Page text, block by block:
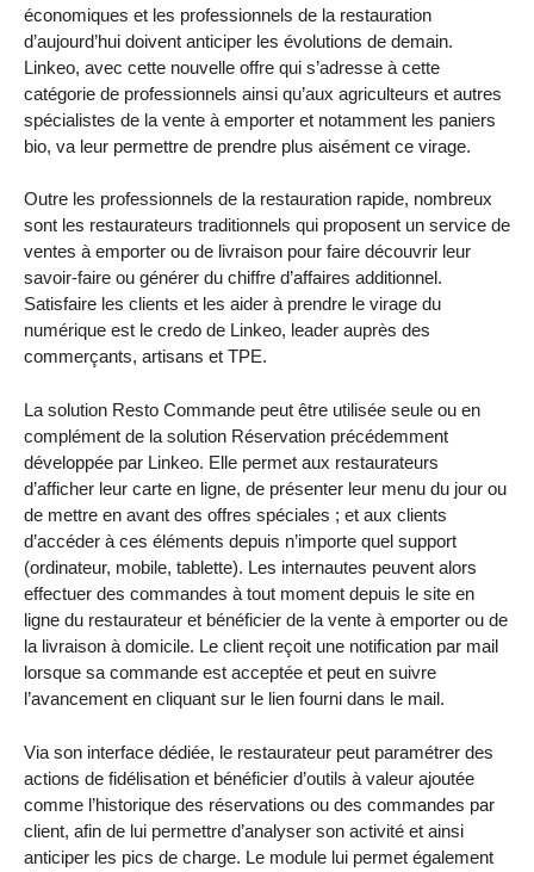
économiques et les professionnels de la restauration
d’aujourd’hui doivent anticiper les évolutions de demain.
Linkeo, avec cette nouvelle offre qui s’adresse à cette
catégorie de professionnels ainsi qu’aux agriculteurs et autres
spécialistes de la vente à emporter et notamment les paniers
bio, va leur permettre de prendre plus aisément ce virage.
Outre les professionnels de la restauration rapide, nombreux
sont les restaurateurs traditionnels qui proposent un service de
ventes à emporter ou de livraison pour faire découvrir leur
savoir-faire ou générer du chiffre d’affaires additionnel.
Satisfaire les clients et les aider à prendre le virage du
numérique est le credo de Linkeo, leader auprès des
commerçants, artisans et TPE.
La solution Resto Commande peut être utilisée seule ou en
complément de la solution Réservation précédemment
développée par Linkeo. Elle permet aux restaurateurs
d’afficher leur carte en ligne, de présenter leur menu du jour ou
de mettre en avant des offres spéciales ; et aux clients
d’accéder à ces éléments depuis n’importe quel support
(ordinateur, mobile, tablette). Les internautes peuvent alors
effectuer des commandes à tout moment depuis le site en
ligne du restaurateur et bénéficier de la vente à emporter ou de
la livraison à domicile. Le client reçoit une notification par mail
lorsque sa commande est acceptée et peut en suivre
l’avancement en cliquant sur le lien fourni dans le mail.
Via son interface dédiée, le restaurateur peut paramétrer des
actions de fidélisation et bénéficier d’outils à valeur ajoutée
comme l’historique des réservations ou des commandes par
client, afin de lui permettre d’analyser son activité et ainsi
anticiper les pics de charge. Le module lui permet également